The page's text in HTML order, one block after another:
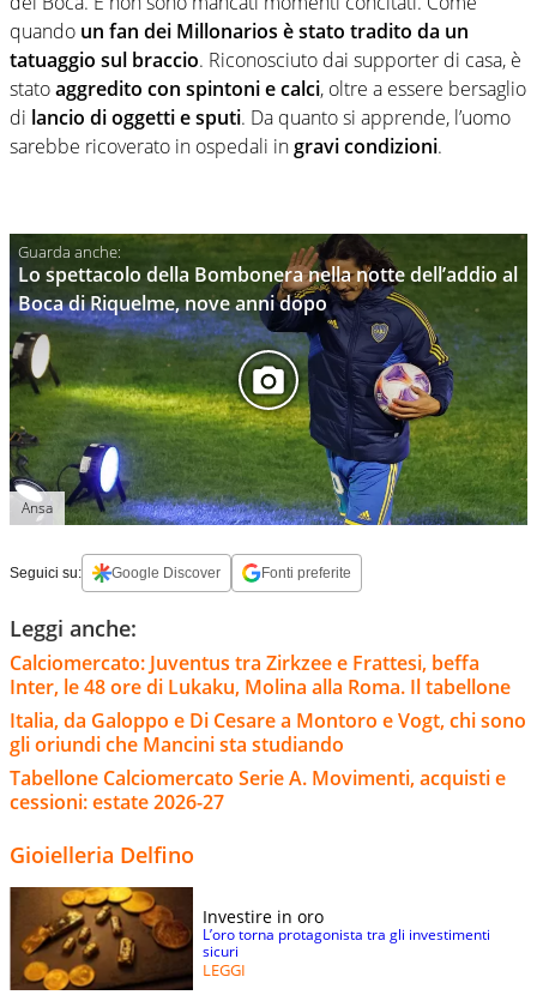
quando un fan dei Millonarios è stato tradito da un
tatuaggio sul braccio. Riconosciuto dai supporter di casa, è
statoaggredito con spintoni e calci, oltre a essere bersaglio
di lancio di oggetti e sputi. Da quanto si apprende, l’uomo
sarebbe ricoverato in ospedali ingravi condizioni.
Lo spettacolo della Bombonera nella notte dell’addio al
Boca di Riquelme, nove anni dopo
Ansa
Seguici su: Google Discover Fonti preferite
Leggi anche:
Calciomercato: Juventus tra Zirkzee e Frattesi, beffa
Inter, le 48 ore di Lukaku, Molina alla Roma. Il tabellone
Italia, da Galoppo e Di Cesare a Montoro e Vogt, chi sono
gli oriundi che Mancini sta studiando
Tabellone Calciomercato Serie A. Movimenti, acquisti e
cessioni: estate 2026-27
Gioielleria Delfino
Investire in oro
L’oro torna protagonista tra gli investimenti
sicuri
LEGGI